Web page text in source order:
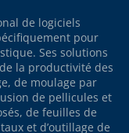
de logiciels
pour
Ses solutions
la productivité des
de moulage par
de pellicules et
de feuilles de
et d’outillage de